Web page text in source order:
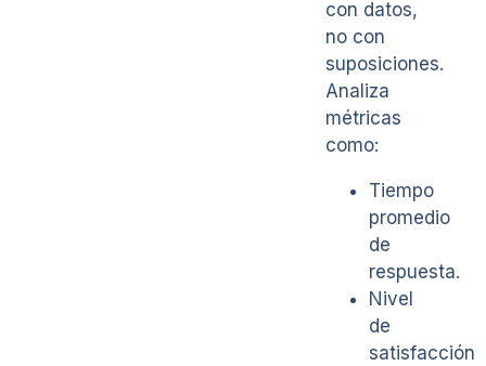
con datos,
no con
suposiciones.
Analiza
métricas
como:
Tiempo
promedio
de
respuesta.
Nivel
de
satisfacción